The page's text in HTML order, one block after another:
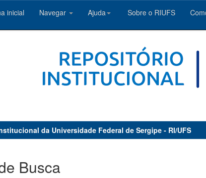
inicial Navegar Ajuda Sobre o RIUFS
da Universidade Federal de Sergipe - RI/UFS
Busca